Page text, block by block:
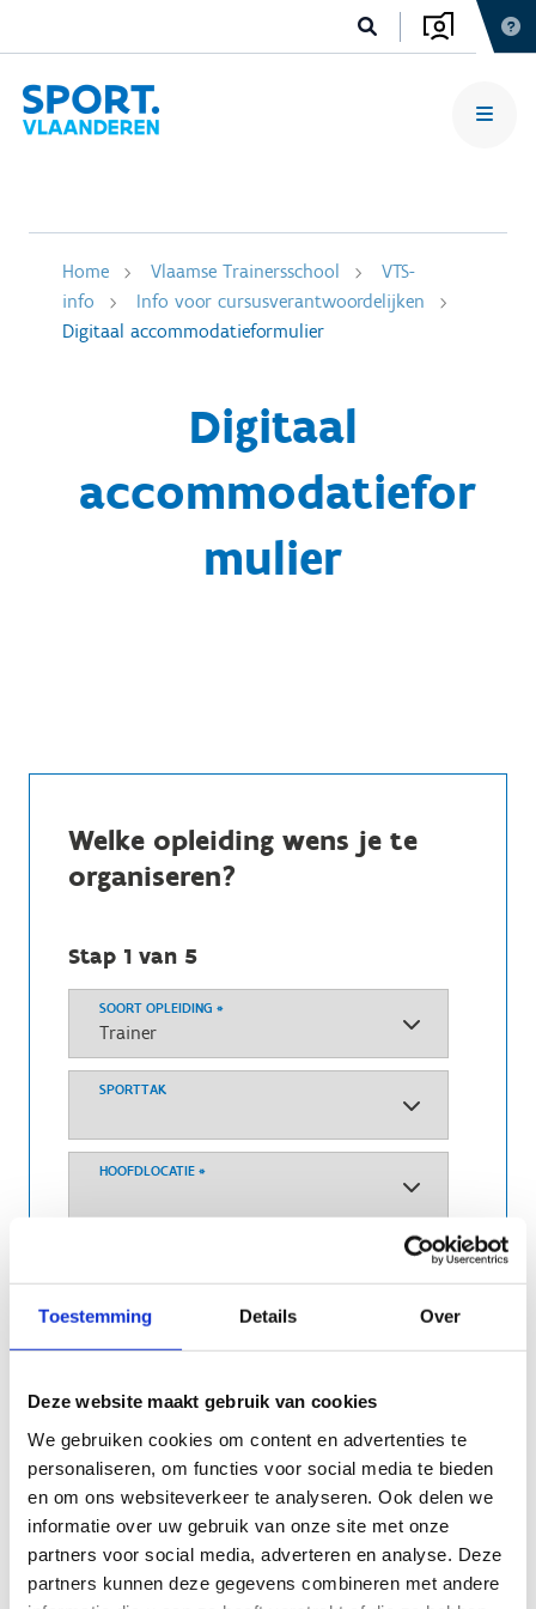
Toestemming Details Over
Deze website maakt gebruik van cookies
We gebruiken cookies om content en advertenties te
personaliseren, om functies voor social media te bieden
en om ons websiteverkeer te analyseren. Ook delen we
informatie over uw gebruik van onze site met onze
partners voor social media, adverteren en analyse. Deze
partners kunnen deze gegevens combineren met andere
Home Vlaamse Trainersschool
VTS-
info
Info voor cursusverantwoordelijken
Digitaal accommodatieformulier
Digitaal
accommodatiefor
mulier
Welke opleiding wens je te
organiseren?
Stap 1 van 5
SOORT OPLEIDING *
SPORTTAK
HOOFDLOCATIE *
Duid hier de hoofdgemeente van de cursus aan
BEGINDATUM*
Vindt de cursus plaats op een vaste lesdag? (*)
JA
NEEN
bv. Maandagavond, woensdag namiddag,
zaterdagvoormiddag,...